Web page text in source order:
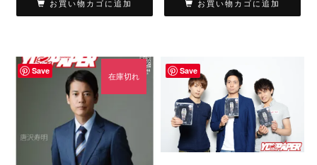
価
格
で
し
た。
の
価
¥1,980
で
お買い物カゴに追加
価
格
し
た。
の
価
す。
お買い物カゴに追加
Save
在庫切れ
Save